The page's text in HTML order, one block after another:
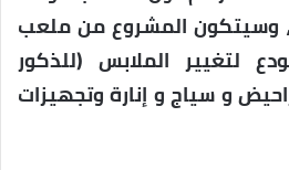
وسيتكون المشروع من ملعب
لتغيير الملابس (للذكور
و سياج و إنارة وتجهيزات